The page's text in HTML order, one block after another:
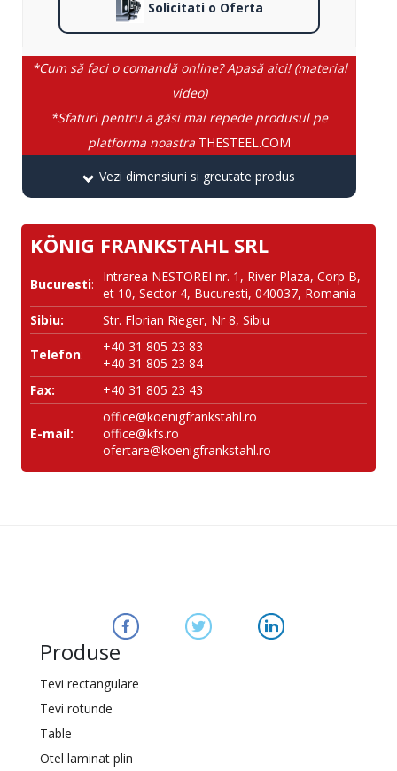
Solicitati o Oferta
*Cum să faci o comandă online? Apasă aici! (material
video)
*Sfaturi pentru a găsi mai repede produsul pe
platforma noastra THESTEEL.COM
Vezi dimensiuni si greutate produs
KÖNIG FRANKSTAHL SRL
Bucuresti:
Intrarea NESTOREI nr. 1, River Plaza, Corp B,
et 10, Sector 4, Bucuresti, 040037, Romania
Sibiu:
Str. Florian Rieger, Nr 8, Sibiu
Telefon:
+40 31 805 23 83
+40 31 805 23 84
Fax:
+40 31 805 23 43
E-mail:
office@koenigfrankstahl.ro
office@kfs.ro
ofertare@koenigfrankstahl.ro
Produse
Tevi rectangulare
Tevi rotunde
Table
Otel laminat plin